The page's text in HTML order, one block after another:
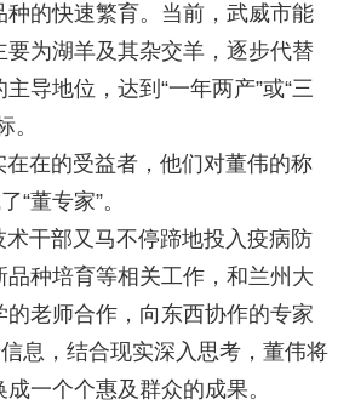
种的快速繁育。当前，武威市能
要为湖羊及其杂交羊，逐步代替
导地位，达到“一年两产”或“三
。
在在的受益者，他们对董伟的称
“董专家”。
术干部又马不停蹄地投入疫病防
品种培育等相关工作，和兰州大
的老师合作，向东西协作的专家
息，结合现实深入思考，董伟将
一个个惠及群众的成果。